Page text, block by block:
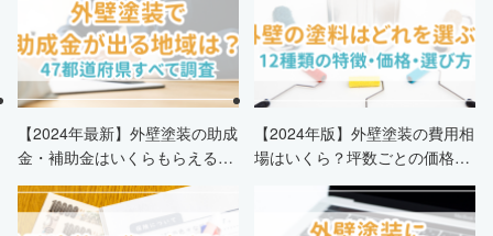
【2024年最新】外壁塗装の助成
金・補助金はいくらもらえる？
申請条件・市区町村情報・安く
する方法も紹介！
【2024年版】外壁塗装の費用相
場はいくら？坪数ごとの価格も